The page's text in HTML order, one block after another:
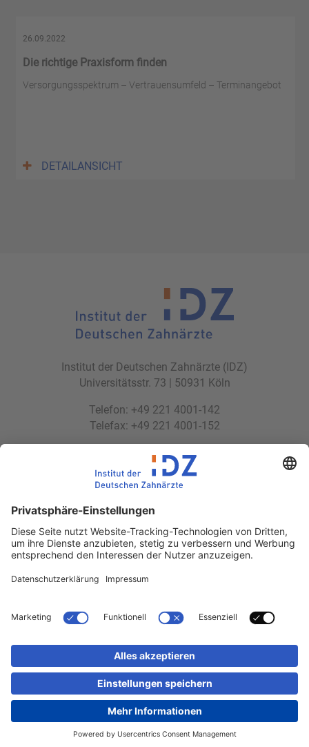
26.09.2022
Die richtige Praxisform finden
Versorgungsspektrum – Vertrauensumfeld – Terminangebot
DETAILANSICHT
Institut der Deutschen Zahnärzte (IDZ)
Universitätsstr. 73 | 50931 Köln
Telefon: +49 221 4001-142
Telefax: +49 221 4001-152
idz(at)idz.institute
Web: www.idz.institute
Partnerseiten
Impressum Datenschutz Kontakt Sitemap
Newsletter-Abmeldung